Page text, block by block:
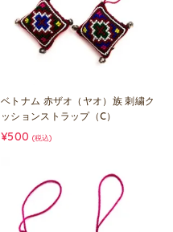
ベトナム 赤ザオ（ヤオ）族 刺繍ク
ッションストラップ（C）
¥500 (税込)